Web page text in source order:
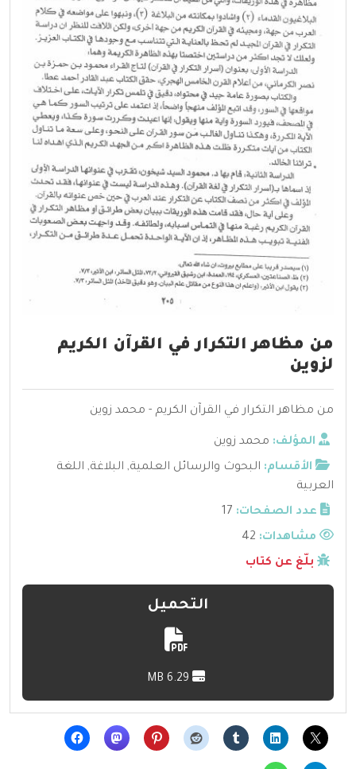
من مظاهر التكرار في القرآن الكريم
لزوين
من مظاهر التكرار في القرآن الكريم - محمد زوين
المؤلف: محمد زوين
الأقسام: البحوث والرسائل العلمية, البلاغة, اللغة
العربية
عدد الصفحات: 17
مشاهدات:
بلّغ عن كتاب
التحميل